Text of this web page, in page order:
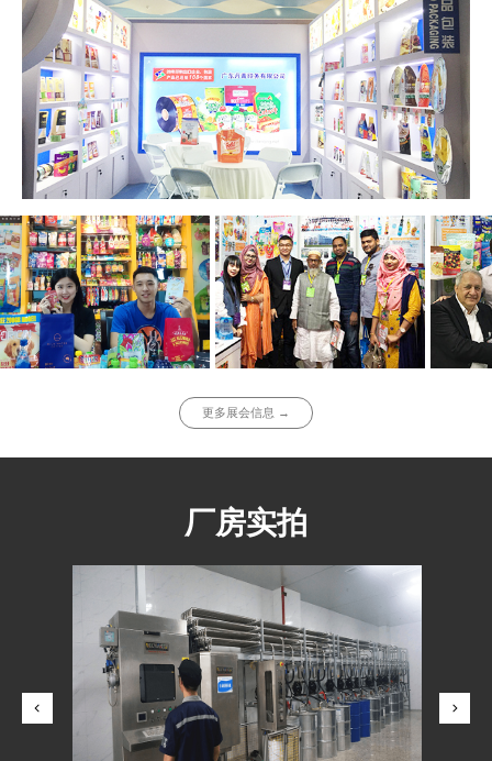
更多展会信息 →
厂房实拍